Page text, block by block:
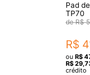
Pad
TP70
R$
R$
ou R$
R$ 29,
crédito